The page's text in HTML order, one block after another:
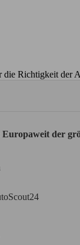
Richtigkeit der
der